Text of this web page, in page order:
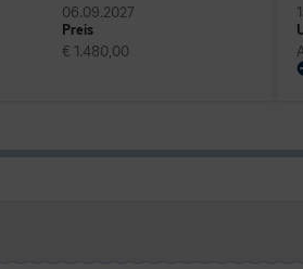
06.09.2027
Preis
€ 1.480,00